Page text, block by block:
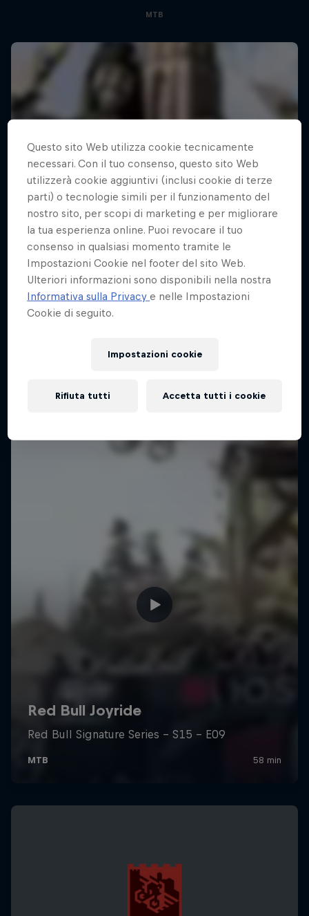
MTB
Questo sito Web utilizza cookie tecnicamente
necessari. Con il tuo consenso, questo sito Web
utilizzerà cookie aggiuntivi (inclusi cookie di terze
parti) o tecnologie simili per il funzionamento del
nostro sito, per scopi di marketing e per migliorare
la tua esperienza online. Puoi revocare il tuo
consenso in qualsiasi momento tramite le
Impostazioni Cookie nel footer del sito Web.
Ulteriori informazioni sono disponibili nella nostra
Informativa sulla Privacye nelle Impostazioni
Cookie di seguito.
Impostazioni cookie
Rifiuta tutti Accetta tutti i cookie